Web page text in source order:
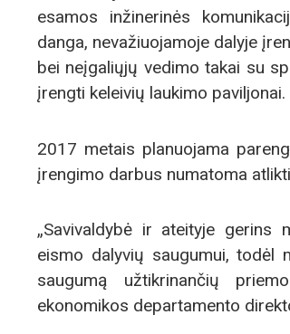
esamos inžinerinės
danga, nevažiuojamoje dalyje
bei neįgaliųjų vedimo takai su
įrengti keleivių laukimo paviljonai.
2017 metais planuojama
įrengimo darbus numatoma
„Savivaldybė ir ateityje gerins
eismo dalyvių saugumui,
saugumą užtikrinančių
ekonomikos departamento